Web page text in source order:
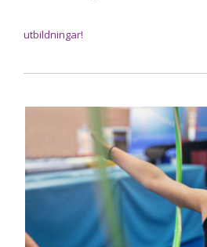
utbildningar!